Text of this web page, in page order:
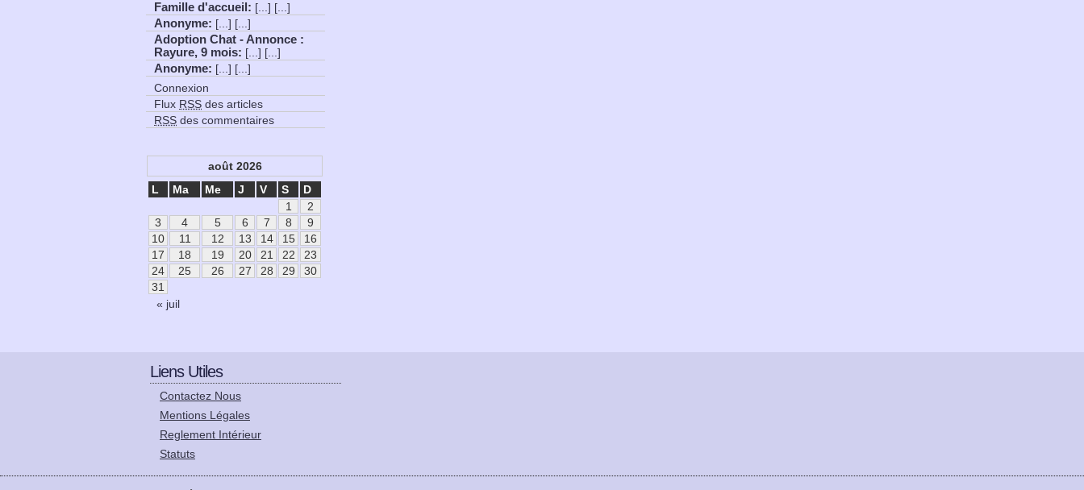
Famille d'accueil : [...] [...]
Anonyme: [...] [...]
Adoption Chat - Annonce :
Rayure, 9 mois: [...] [...]
Anonyme: [...] [...]
Connexion
Flux RSS des articles
RSS des commentaires
août 2026
L
Ma Me J V S D
« juil
1
2
3
4 5 6 7 8
9
10
11 12 13 14 15
16
17
18 19 20 21 22
23
24
25 26 27 28 29
30
31
Liens Utiles
Contactez Nous
Mentions Légales
Reglement Intérieur
Statuts